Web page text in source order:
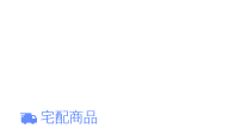
宅配商品